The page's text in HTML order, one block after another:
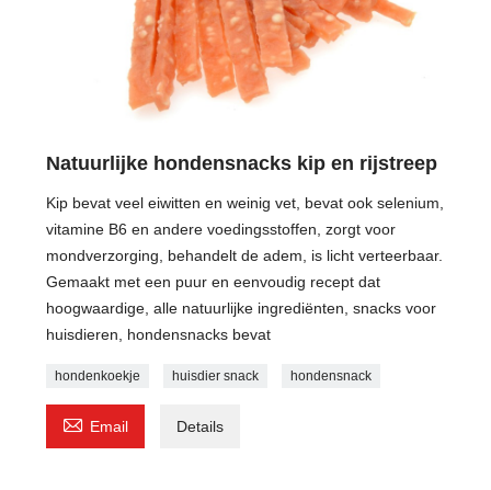
Natuurlijke hondensnacks kip en rijstreep
Kip bevat veel eiwitten en weinig vet, bevat ook selenium,
vitamine B6 en andere voedingsstoffen, zorgt voor
mondverzorging, behandelt de adem, is licht verteerbaar.
Gemaakt met een puur en eenvoudig recept dat
hoogwaardige, alle natuurlijke ingrediënten, snacks voor
huisdieren, hondensnacks bevat
hondenkoekje huisdier snack hondensnack
 Email Details